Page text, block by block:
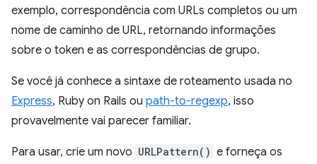
exemplo, correspondência com URLs completos ou um
nome de caminho de URL, retornando informações
sobre o token e as correspondências de grupo.
Se você já conhece a sintaxe de roteamento usada no
Express, Ruby on Rails ou path-to-regexp, isso
provavelmente vai parecer familiar.
Para usar, crie um novo URLPattern() e forneça os